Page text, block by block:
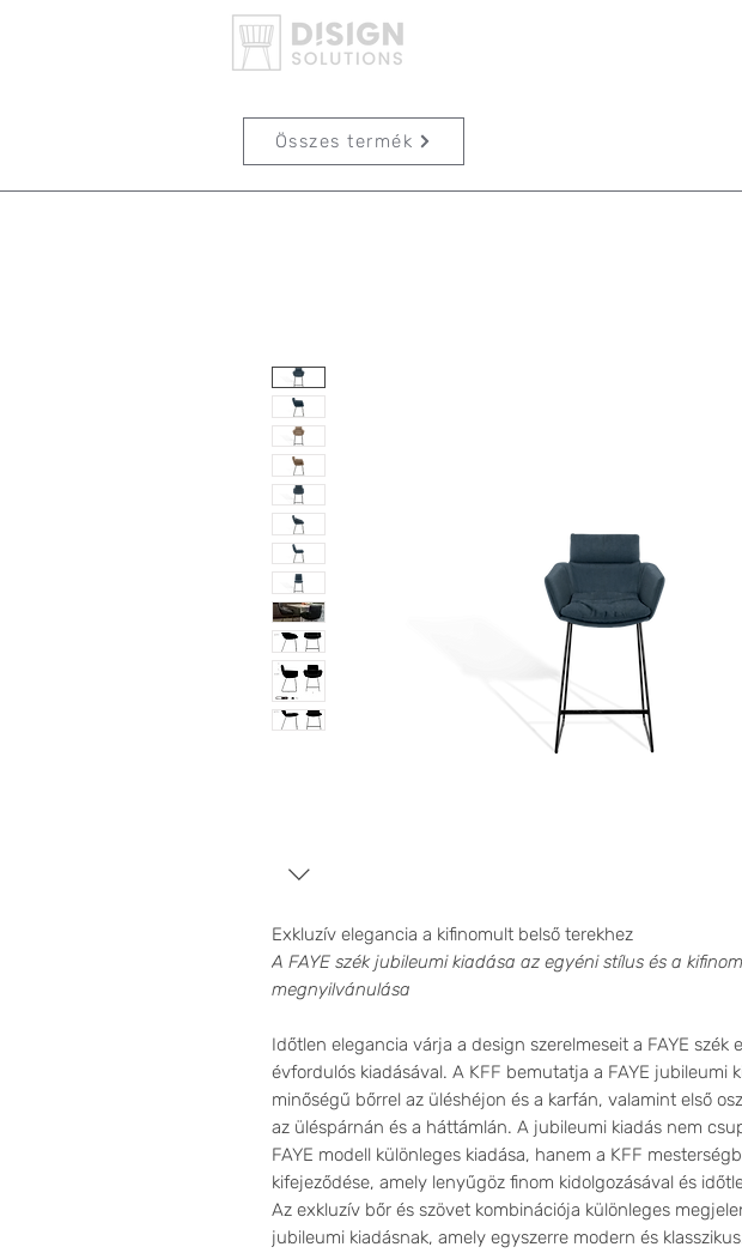
Exkluzív elegancia a kifinomult belső terekhez
A FAYE szék jubileumi kiadása az egyéni stílus és a
megnyilvánulása
Időtlen elegancia várja a design szerelmeseit a FAYE szék
évfordulós kiadásával. A KFF bemutatja a FAYE jubileumi
minőségű bőrrel az üléshéjon és a karfán, valamint első
az üléspárnán és a háttámlán. A jubileumi kiadás nem
FAYE modell különleges kiadása, hanem a KFF
kifejeződése, amely lenyűgöz finom kidolgozásával és
Az exkluzív bőr és szövet kombinációja különleges
jubileumi kiadásnak, amely egyszerre modern és
Összes termék